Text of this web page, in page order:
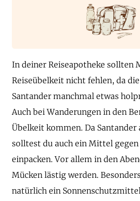
In deiner Reiseapotheke sollten
Reiseübelkeit nicht fehlen, da
Santander manchmal etwas
Auch bei Wanderungen in den
Übelkeit kommen. Da
solltest du auch ein Mittel
einpacken. Vor allem in den
Mücken lästig werden.
natürlich ein